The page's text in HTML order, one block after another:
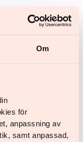
Om
för
anpassning av
samt anpassad,
Empezar
Empezar
24 horas